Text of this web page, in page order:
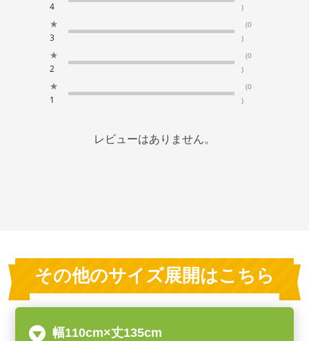
4
)
★
3
(0
)
★
2
(0
)
★
1
(0
)
レビューはありません。
その他のサイズ展開はこちら
幅110cm×丈135cm